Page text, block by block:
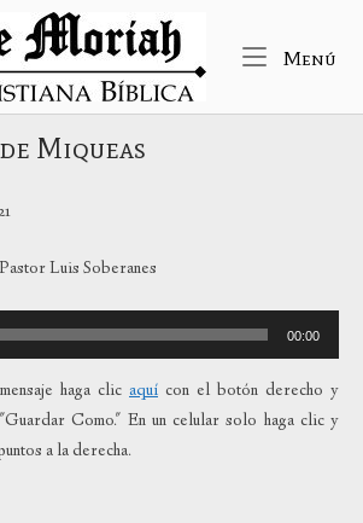
Menú
Miqueas
Luis Soberanes
00:00
haga clic aquí con el botón derecho y
Como." En un celular solo haga clic y
a la derecha.